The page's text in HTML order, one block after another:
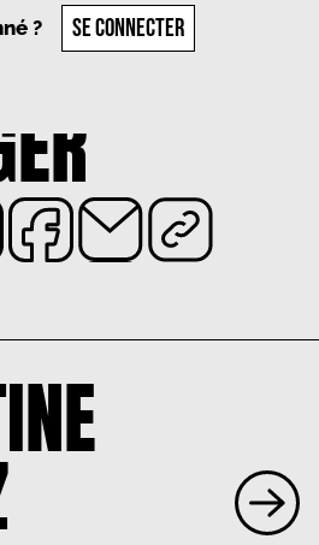
? SE CONNECTER